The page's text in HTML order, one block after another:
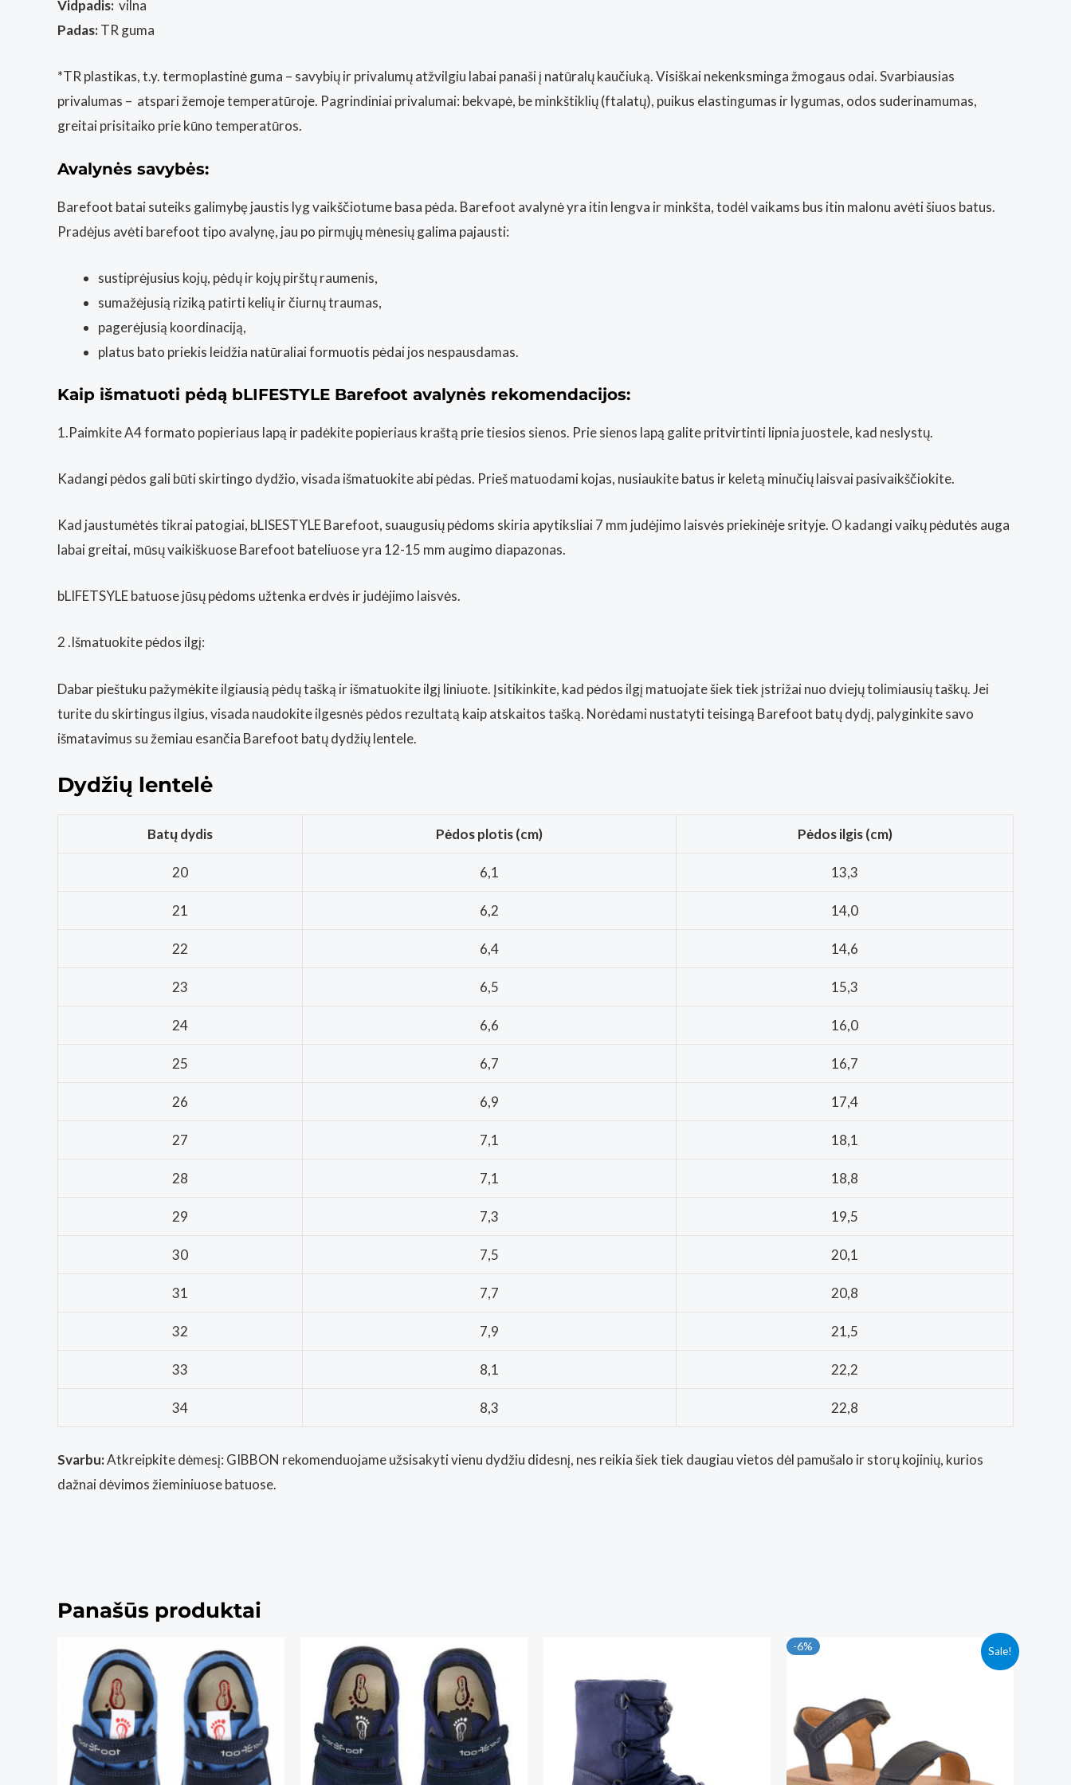
Vidpadis: vilna
Padas:TR guma
*TR plastikas, t.y. termoplastinė guma – savybių ir privalumų atžvilgiu labai panaši į natūralų kaučiuką. Visiškai nekenksminga žmogaus odai. Svarbiausias
privalumas – atspari žemoje temperatūroje. Pagrindiniai privalumai: bekvapė, be minkštiklių (ftalatų), puikus elastingumas ir lygumas, odos suderinamumas,
greitai prisitaiko prie kūno temperatūros.
Avalynės savybės:
Barefoot batai suteiks galimybę jaustis lyg vaikščiotume basa pėda. Barefoot avalynė yra itin lengva ir minkšta, todėl vaikams bus itin malonu avėti šiuos batus.
Pradėjus avėti barefoot tipo avalynę, jau po pirmųjų mėnesių galima pajausti:
sustiprėjusius kojų, pėdų ir kojų pirštų raumenis,
sumažėjusią riziką patirti kelių ir čiurnų traumas,
pagerėjusią koordinaciją,
platus bato priekis leidžia natūraliai formuotis pėdai jos nespausdamas.
Kaip išmatuoti pėdą bLIFESTYLE Barefoot avalynės rekomendacijos:
1.Paimkite A4 formato popieriaus lapą ir padėkite popieriaus kraštą prie tiesios sienos. Prie sienos lapą galite pritvirtinti lipnia juostele, kad neslystų.
Kadangi pėdos gali būti skirtingo dydžio, visada išmatuokite abi pėdas. Prieš matuodami kojas, nusiaukite batus ir keletą minučių laisvai pasivaikščiokite.
Kad jaustumėtės tikrai patogiai, bLISESTYLE Barefoot, suaugusių pėdoms skiria apytiksliai 7 mm judėjimo laisvės priekinėje srityje. O kadangi vaikų pėdutės auga
labai greitai, mūsų vaikiškuose Barefoot bateliuose yra 12-15 mm augimo diapazonas.
bLIFETSYLE batuose jūsų pėdoms užtenka erdvės ir judėjimo laisvės.
2 .Išmatuokite pėdos ilgį:
Dabar pieštuku pažymėkite ilgiausią pėdų tašką ir išmatuokite ilgį liniuote. Įsitikinkite, kad pėdos ilgį matuojate šiek tiek įstrižai nuo dviejų tolimiausių taškų. Jei
turite du skirtingus ilgius, visada naudokite ilgesnės pėdos rezultatą kaip atskaitos tašką. Norėdami nustatyti teisingą Barefoot batų dydį, palyginkite savo
išmatavimus su žemiau esančia Barefoot batų dydžių lentele.
Dydžių lentelė
Batų dydis Pėdos plotis (cm) Pėdos ilgis (cm)
20 6,1 13,3
21 6,2 14,0
22 6,4 14,6
23 6,5 15,3
24 6,6 16,0
25 6,7 16,7
26 6,9 17,4
27 7,1 18,1
28 7,1 18,8
29 7,3 19,5
30 7,5 20,1
31 7,7 20,8
32 7,9 21,5
33 8,1 22,2
34 8,3 22,8
Svarbu:Atkreipkite dėmesį: GIBBON rekomenduojame užsisakyti vienu dydžiu didesnį, nes reikia šiek tiek daugiau vietos dėl pamušalo ir storų kojinių, kurios
dažnai dėvimos žieminiuose batuose.
Panašūs produktai
Sale!
-6%